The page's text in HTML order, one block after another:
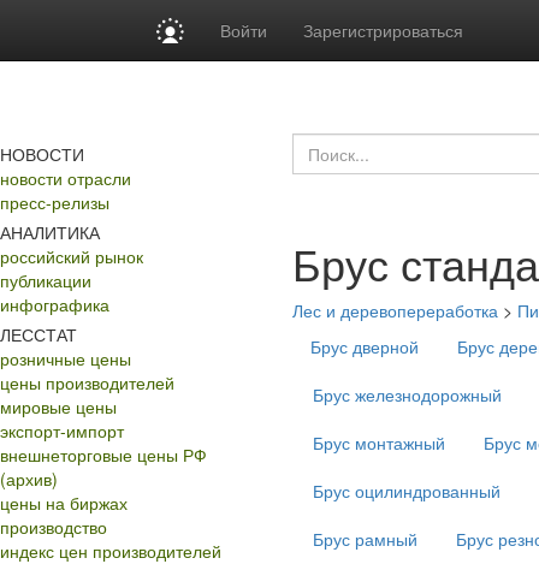
Войти Зарегистрироваться
НОВОСТИ
новости отрасли
пресс-релизы
АНАЛИТИКА
российский рынок
публикации
инфографика
ЛЕССТАТ
розничные цены
цены производителей
мировые цены
экспорт-импорт
внешнеторговые цены РФ
(архив)
цены на биржах
производство
индекс цен производителей
Брус
Лес и деревопереработка >
Брус дверной
Брус
Брус железнодорожный
Брус монтажный
Брус
Брус оцилиндрованный
Брус рамный
Брус